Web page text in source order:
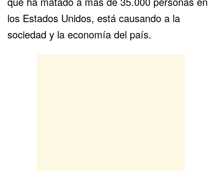
los Estados Unidos, está causando a la
sociedad y la economía del país.